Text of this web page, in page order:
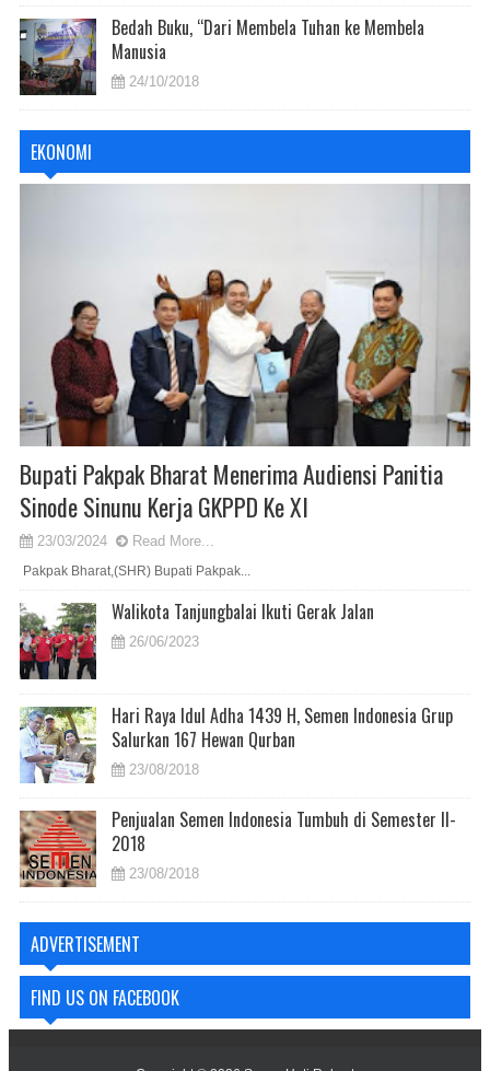
Bedah Buku, “Dari Membela Tuhan ke Membela
Manusia
24/10/2018
EKONOMI
Bupati Pakpak Bharat Menerima Audiensi Panitia
Sinode Sinunu Kerja GKPPD Ke XI
23/03/2024 Read More...
Pakpak Bharat,(SHR) Bupati Pakpak...
Walikota Tanjungbalai Ikuti Gerak Jalan
26/06/2023
Hari Raya Idul Adha 1439 H, Semen Indonesia Grup
Salurkan 167 Hewan Qurban
23/08/2018
Penjualan Semen Indonesia Tumbuh di Semester II-
2018
23/08/2018
ADVERTISEMENT
FIND US ON FACEBOOK